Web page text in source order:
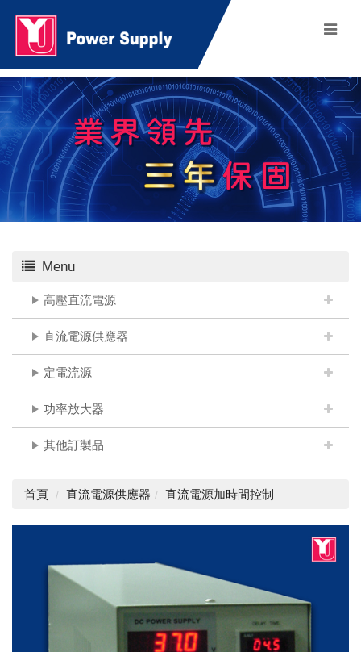
Menu
高壓直流電源
直流電源供應器
定電流源
功率放大器
其他訂製品
首頁 直流電源供應器 直流電源加時間控制